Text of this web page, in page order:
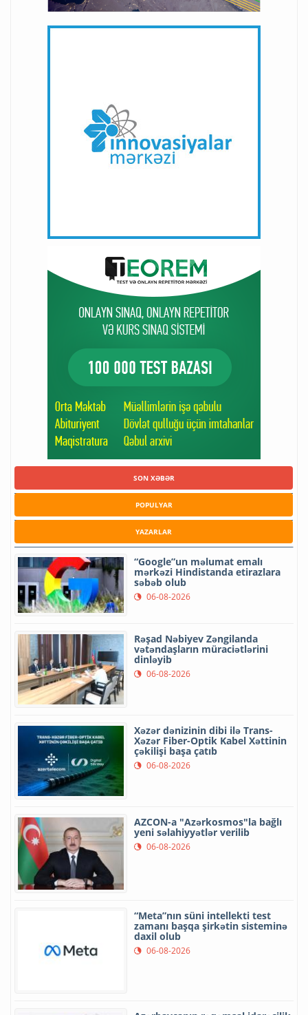
SON XƏBƏR
POPULYAR
YAZARLAR
“Google”un məlumat emalı
mərkəzi Hindistanda etirazlara
səbəb olub
06-08-2026
Rəşad Nəbiyev Zəngilanda
vətəndaşların müraciətlərini
dinləyib
06-08-2026
Xəzər dənizinin dibi ilə Trans-
Xəzər Fiber-Optik Kabel Xəttinin
çəkilişi başa çatıb
06-08-2026
AZCON-a "Azərkosmos"la bağlı
yeni səlahiyyətlər verilib
06-08-2026
“Meta”nın süni intellekti test
zamanı başqa şirkətin sisteminə
daxil olub
06-08-2026